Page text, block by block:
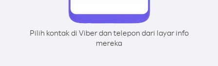
Pilih kontak di Viber dan telepon dari layar info
mereka